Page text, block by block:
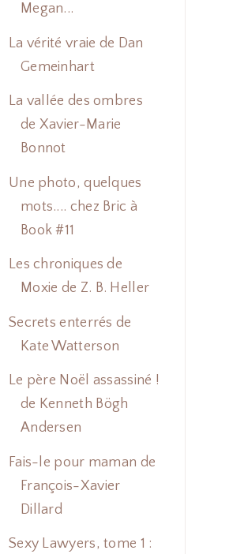
Megan...
La vérité vraie de Dan
Gemeinhart
La vallée des ombres
de Xavier-Marie
Bonnot
Une photo, quelques
mots.... chez Bric à
Book #11
Les chroniques de
Moxie de Z. B. Heller
Secrets enterrés de
Kate Watterson
Le père Noël assassiné !
de Kenneth Bögh
Andersen
Fais-le pour maman de
François-Xavier
Dillard
Sexy Lawyers, tome 1 :